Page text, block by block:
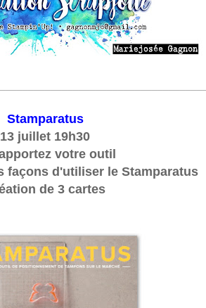
Stamparatus
13 juillet 19h30
votre outil
façons d'utiliser le Stamparatus
de 3 cartes